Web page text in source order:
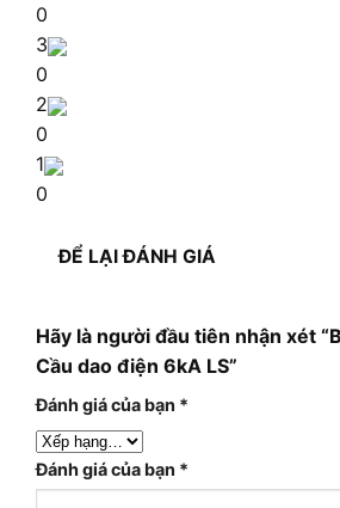
0
3
0
2
0
1
0
ĐỂ LẠI ĐÁNH GIÁ
Hãy là người đầu tiên nhận xét
Cầu dao điện 6kA LS”
Đánh giá của bạn *
Đánh giá của bạn *